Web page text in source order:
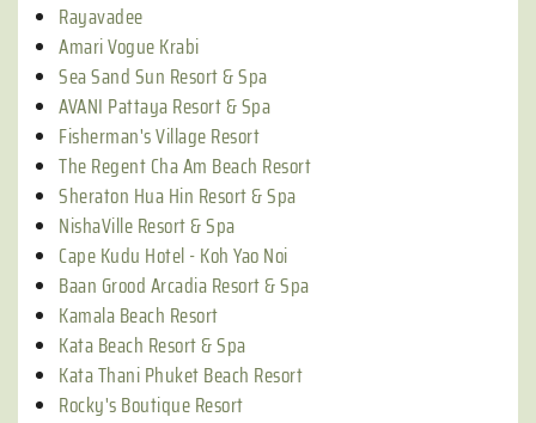
Rayavadee
Amari Vogue Krabi
Sea Sand Sun Resort & Spa
AVANI Pattaya Resort & Spa
Fisherman's Village Resort
The Regent Cha Am Beach Resort
Sheraton Hua Hin Resort & Spa
NishaVille Resort & Spa
Cape Kudu Hotel - Koh Yao Noi
Baan Grood Arcadia Resort & Spa
Kamala Beach Resort
Kata Beach Resort & Spa
Kata Thani Phuket Beach Resort
Rocky's Boutique Resort